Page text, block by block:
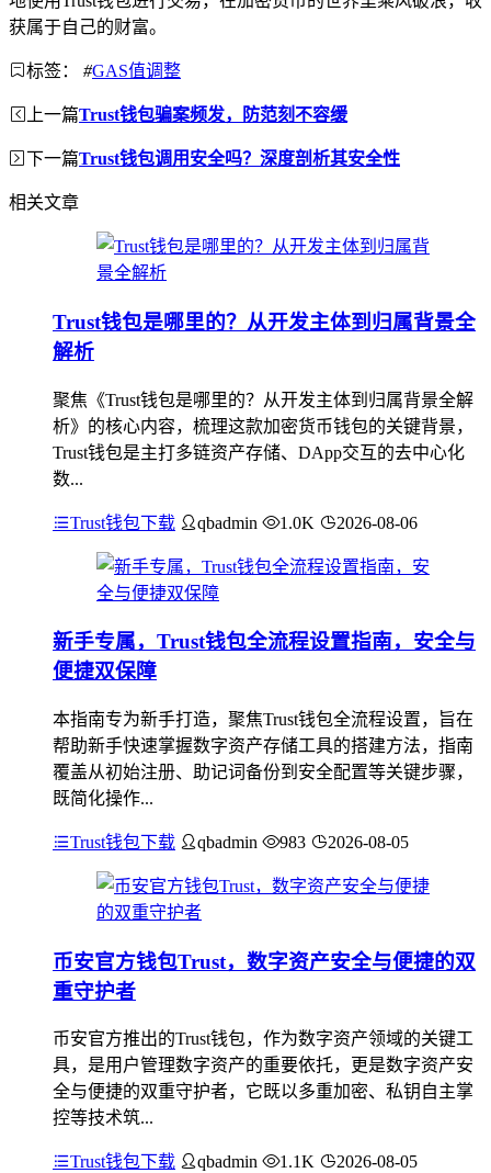
获属于自己的财富。
标签： #GAS值调整
上一篇Trust钱包骗案频发，防范刻不容缓
下一篇Trust钱包调用安全吗？深度剖析其安全性
相关文章
Trust钱包是哪里的？从开发主体到归属背景全
解析
聚焦《Trust钱包是哪里的？从开发主体到归属背景全解
析》的核心内容，梳理这款加密货币钱包的关键背景，
Trust钱包是主打多链资产存储、DApp交互的去中心化
数...
Trust钱包下载 qbadmin 1.0K 2026-08-06
新手专属，Trust钱包全流程设置指南，安全与
便捷双保障
本指南专为新手打造，聚焦Trust钱包全流程设置，旨在
帮助新手快速掌握数字资产存储工具的搭建方法，指南
覆盖从初始注册、助记词备份到安全配置等关键步骤，
既简化操作...
Trust钱包下载 qbadmin 983 2026-08-05
币安官方钱包Trust，数字资产安全与便捷的双
重守护者
币安官方推出的Trust钱包，作为数字资产领域的关键工
具，是用户管理数字资产的重要依托，更是数字资产安
全与便捷的双重守护者，它既以多重加密、私钥自主掌
控等技术筑...
Trust钱包下载 qbadmin 1.1K 2026-08-05